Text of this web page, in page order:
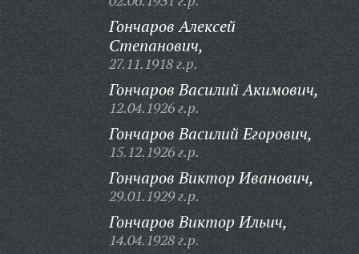
Гончаров Алексей
Степанович,
27.11.1918 г.р.
Гончаров Василий Акимович,
12.04.1926 г.р.
Гончаров Василий Егорович,
15.12.1926 г.р.
Гончаров Виктор Иванович,
29.01.1929 г.р.
Гончаров Виктор Ильич,
14.04.1928 г.р.